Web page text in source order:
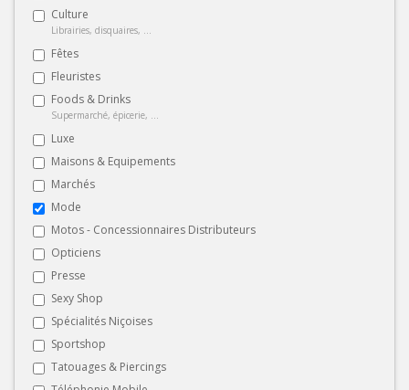
Culture
Librairies, disquaires, ...
Fêtes
Fleuristes
Foods & Drinks
Supermarché, épicerie, ...
Luxe
Maisons & Equipements
Marchés
Mode
Motos - Concessionnaires Distributeurs
Opticiens
Presse
Sexy Shop
Spécialités Niçoises
Sportshop
Tatouages & Piercings